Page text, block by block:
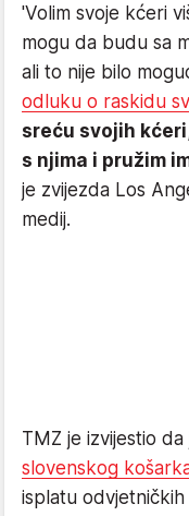
'Volim svoje kćeri
mogu da budu sa
ali to nije bilo
odluku o raskidu
sreću svojih
s njima i pružim
je zvijezda Los
medij.
TMZ je izvijestio da
slovenskog
isplatu